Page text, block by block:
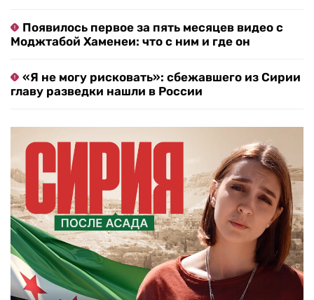
Появилось первое за пять месяцев видео с
Моджтабой Хаменеи: что с ним и где он
«Я не могу рисковать»: сбежавшего из Сирии
главу разведки нашли в России